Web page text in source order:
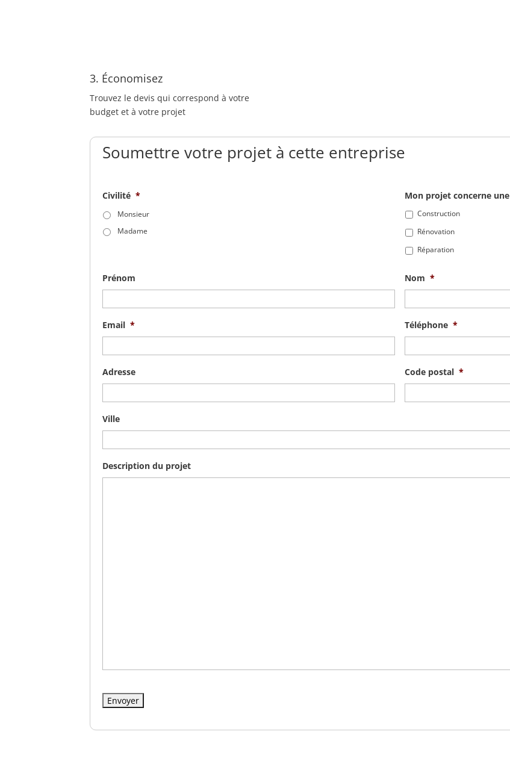
3. Économisez
Trouvez le devis qui correspond à votre
budget et à votre projet
Soumettre votre projet à cette entreprise
Civilité *
Monsieur
Madame
Mon projet concerne une
Construction
Rénovation
Réparation
Prénom Nom *
Email * Téléphone *
Adresse Code postal *
Ville
Description du projet